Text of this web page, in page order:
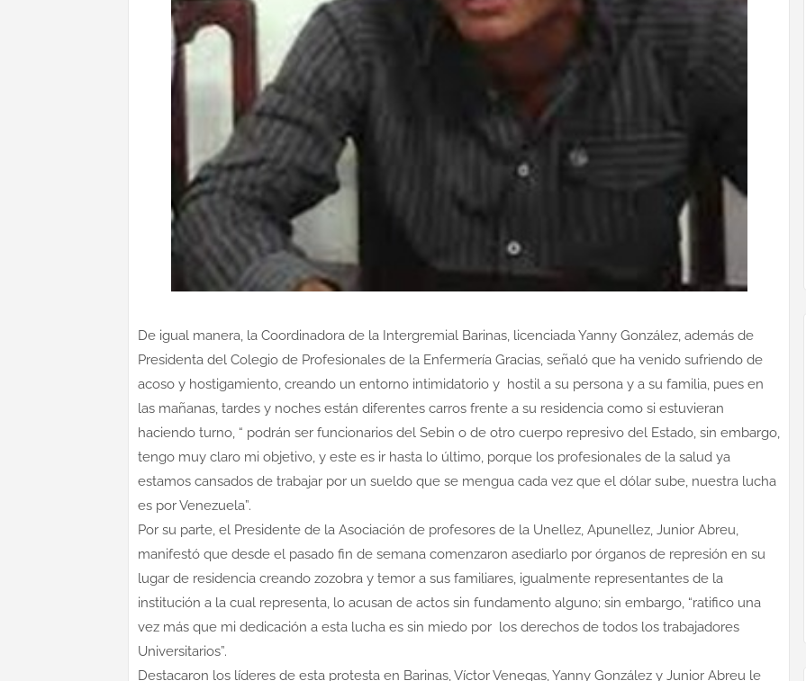
De igual manera, la Coordinadora de la Intergremial Barinas, licenciada Yanny González, además de
Presidenta del Colegio de Profesionales de la Enfermería Gracias, señaló que ha venido sufriendo de
acoso y hostigamiento, creando un entorno intimidatorio y hostil a su persona y a su familia, pues en
las mañanas, tardes y noches están diferentes carros frente a su residencia como si estuvieran
haciendo turno, “ podrán ser funcionarios del Sebin o de otro cuerpo represivo del Estado, sin embargo,
tengo muy claro mi objetivo, y este es ir hasta lo último, porque los profesionales de la salud ya
estamos cansados de trabajar por un sueldo que se mengua cada vez que el dólar sube, nuestra lucha
es por Venezuela”.
Por su parte, el Presidente de la Asociación de profesores de la Unellez, Apunellez, Junior Abreu,
manifestó que desde el pasado fin de semana comenzaron asediarlo por órganos de represión en su
lugar de residencia creando zozobra y temor a sus familiares, igualmente representantes de la
institución a la cual representa, lo acusan de actos sin fundamento alguno; sin embargo, “ratifico una
vez más que mi dedicación a esta lucha es sin miedo por los derechos de todos los trabajadores
Universitarios”.
Destacaron los líderes de esta protesta en Barinas, Víctor Venegas, Yanny González y Junior Abreu le